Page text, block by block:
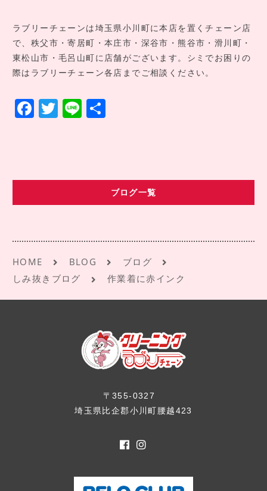
ラブリーチェーンは埼玉県小川町に本店を置くチェーン店
で、秩父市・寄居町・本庄市・深谷市・熊谷市・滑川町・
東松山市・毛呂山町に店舗がございます。シミでお困りの
際はラブリーチェーン各店までご相談ください。
F
b
o
k
T
r
Li
ブログ一覧
HOME BLOG
ブログ
しみ抜きブログ
作業着に赤インク
〒355-0327
埼玉県比企郡小川町腰越423